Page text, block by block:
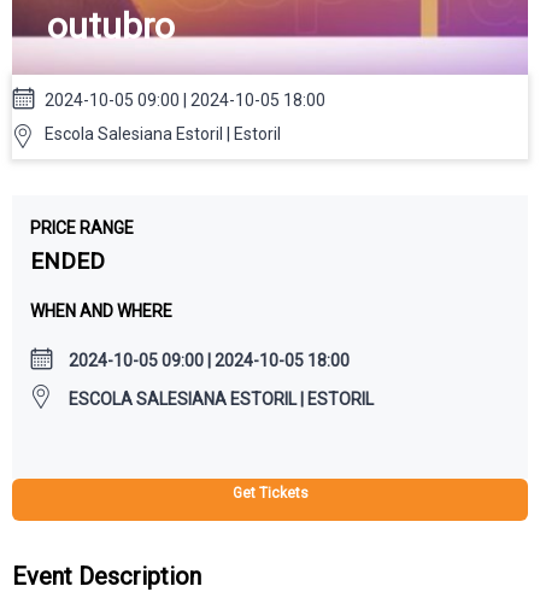
outubro
2024-10-05 09:00 | 2024-10-05 18:00
Escola Salesiana Estoril | Estoril
PRICE RANGE
ENDED
WHEN AND WHERE
2024-10-05 09:00 | 2024-10-05 18:00
ESCOLA SALESIANA ESTORIL | ESTORIL
Get Tickets
Event Description